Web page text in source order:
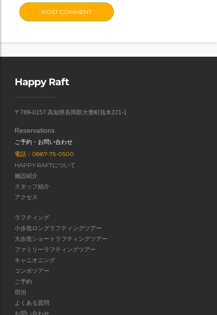
Happy Raft
〒789-0157 高知県長岡郡大豊町筏木221-1
Reservations
ご予約・お問い合わせ
電話：0887-75-0500
HAPPY RAFTについて
施設紹介
スタッフ紹介
アクセス
ラフティング
小歩危ロングラフティングツアー
大歩危ショートラフティングツアー
ファミリーラフティングツアー
キャニオニング
コンボツアー
ご予約
宿泊
よくある質問
お問い合わせ